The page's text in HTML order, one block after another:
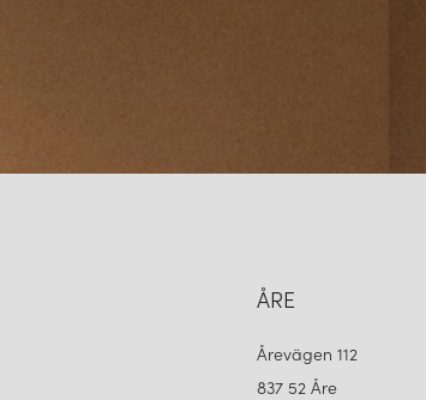
ÅRE
Årevägen 112
837 52 Åre